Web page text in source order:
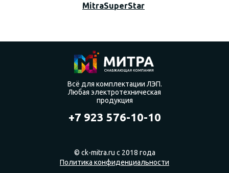
MitraSuperStar
Всё для комплектации ЛЭП.
Любая электротехническая
продукция
+7 923 576-10-10
© ck-mitra.ru с 2018 года
Политика конфиденциальности